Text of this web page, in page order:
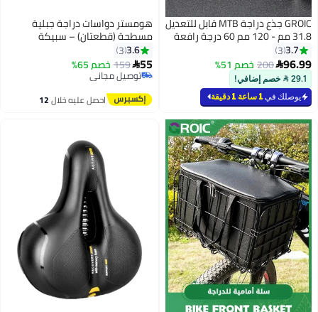
GROIC جذع دراجة MTB قابل للتعديل
31.8 مم - 120 مم 60 درجة رافعة
جذع الدراجة للمقود - موسع مقود
الدراجة الجبلية من سبائك
Road City
3.7
3
96.99
200 خصم 51%
29.1  خصم إضافي!
يوصلك في 1 ساعة 1 دقيقة
هومستر دواسات دراجة جبلية
مسطحة (قطعتان) – سبيكة
ألومنيوم متينة محكمة الغلق
3.6
3
55
159 خصم 65%
توصيل مجاني
توصيل مجاني
احصل عليه خلال12